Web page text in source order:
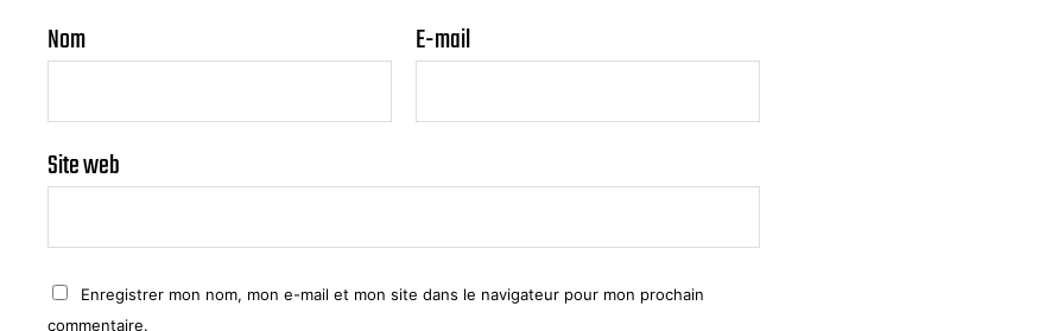
Nom E-mail
Site web
Enregistrer mon nom, mon e-mail et mon site dans le navigateur pour mon prochain
commentaire.